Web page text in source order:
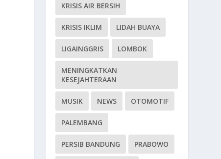
KRISIS AIR BERSIH
KRISIS IKLIM LIDAH BUAYA
LIGAINGGRIS LOMBOK
MENINGKATKAN
KESEJAHTERAAN
MUSIK NEWS OTOMOTIF
PALEMBANG
PERSIB BANDUNG PRABOWO